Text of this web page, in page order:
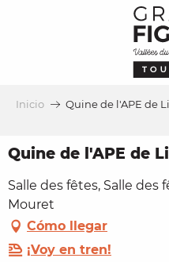
Inicio Quine de l'APE de
Quine de l'APE de
Salle des fêtes, Salle des
Mouret
Cómo llegar
¡Voy en tren!